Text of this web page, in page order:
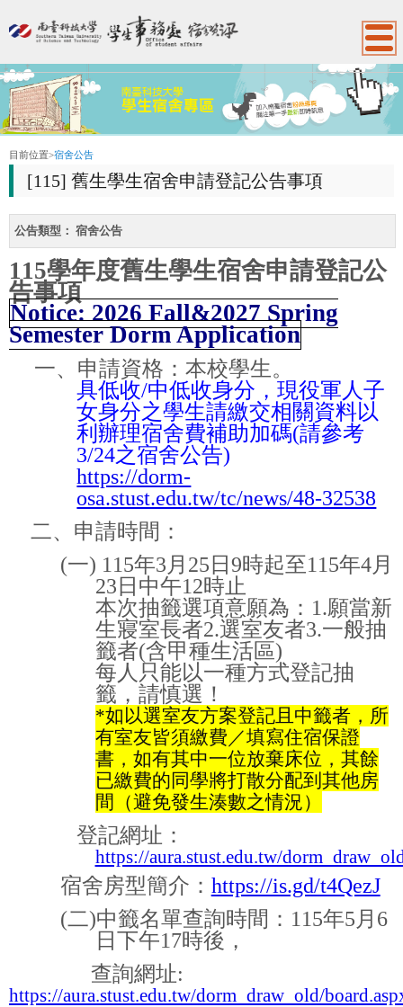
:::
目前位置>宿舍公告
[115] 舊生學生宿舍申請登記公告事項
公告類型： 宿舍公告
115學年度舊生學生宿舍申請登記公
告事項
Notice: 2026 Fall&2027 Spring
Semester Dorm Application
一、申請資格：本校學生。
具低收/中低收身分，現役軍人子
女身分之學生請繳交相關資料以
利辦理宿舍費補助加碼(請參考
3/24之宿舍公告)
https://dorm-
osa.stust.edu.tw/tc/news/48-32538
二、申請時間：
(一) 115年3 月 25 日 9時起至115年4月
23 日中午12時止
本次抽籤選項意願為： 1.願當新
生寢室長者2.選室友者3.一般抽
籤者(含甲種生活區)
每人只能以一種方式登記抽
籤，請慎選！
*如以選室友方案登記且中籤者，所
有室友皆須繳費／填寫住宿保證
書，如有其中一位放棄床位，其餘
已繳費的同學將打散分配到其他房
間（避免發生湊數之情況）
登記網址：
https://aura.stust.edu.tw/
宿舍房型簡介： https://is.gd/t4QezJ
(二)中籤名單查詢時間： 115年5 月 6
日下午17時後，
查詢網址:
https://aura.stust.edu.tw/dorm_draw_old/